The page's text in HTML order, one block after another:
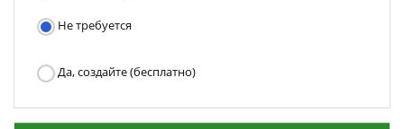
Не требуется
Да, создайте (бесплатно)